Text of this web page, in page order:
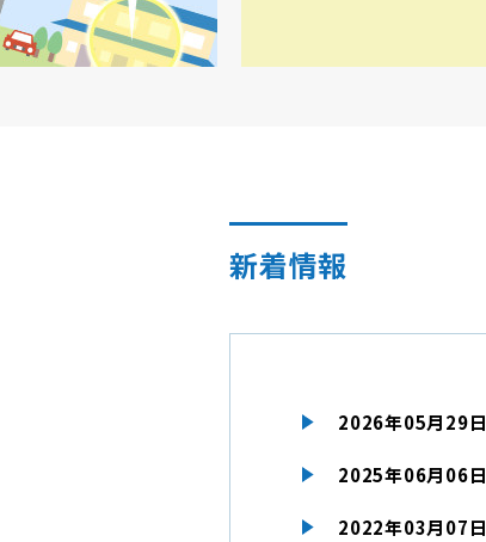
新着情報
2026年05月29日
2025年06月06日
2022年03月07日